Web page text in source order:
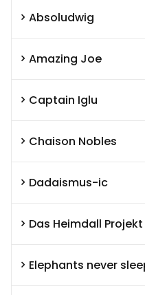
Absoludwig
Amazing Joe
Captain Iglu
Chaison Nobles
Dadaismus-ic
Das Heimdall Projekt
Elephants never